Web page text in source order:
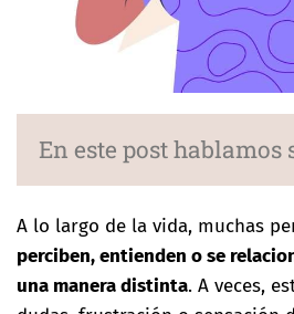
En este post hablamos
A lo largo de la vida, muchas
perciben, entienden o se
una manera distinta. A veces,